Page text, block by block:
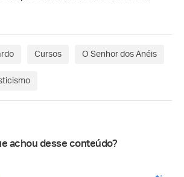
Cursos O Senhor dos Anéis
achou desse conteúdo?